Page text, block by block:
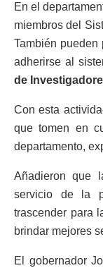
En el
miembros del
También pueden
adherirse al
de
Con esta
que tomen en
departamento,
Añadieron que
servicio de la
trascender para
brindar mejores
El gobernador